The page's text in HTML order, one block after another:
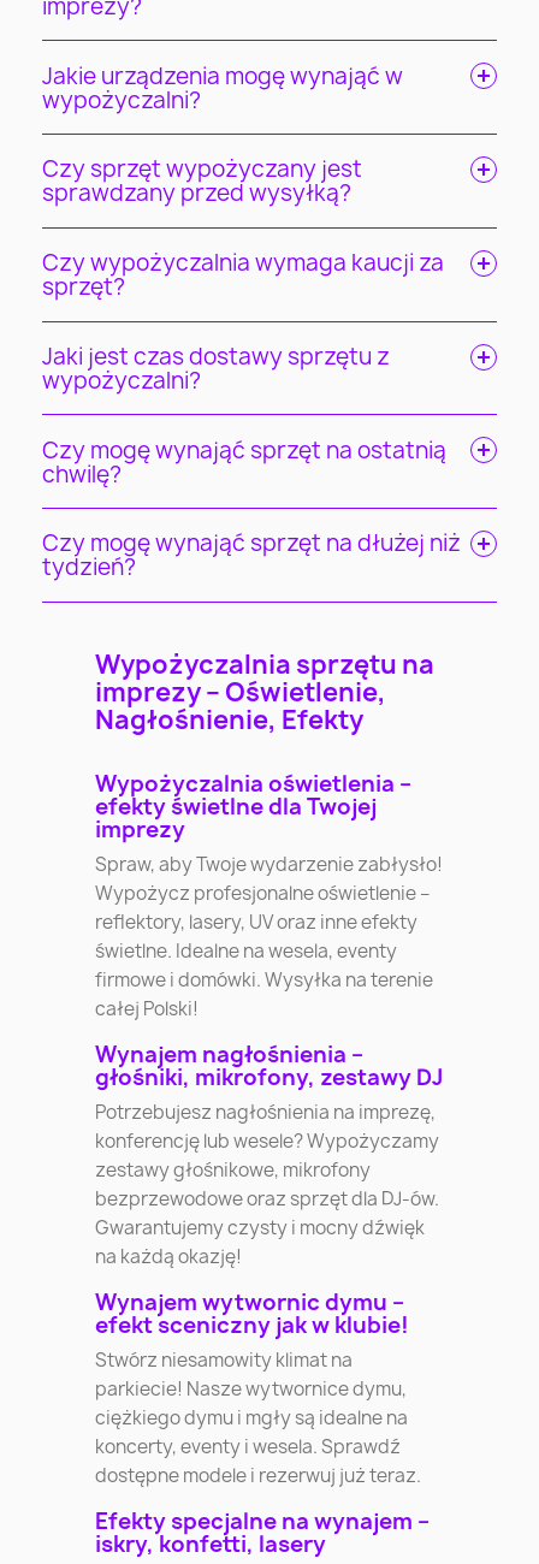
Jakie urządzenia mogę wynająć w
wypożyczalni?
Czy sprzęt wypożyczany jest
sprawdzany przed wysyłką?
Czy wypożyczalnia wymaga kaucji za
sprzęt?
Jaki jest czas dostawy sprzętu z
wypożyczalni?
Czy mogę wynająć sprzęt na ostatnią
chwilę?
Czy mogę wynająć sprzęt na dłużej niż
tydzień?
Wypożyczalnia sprzętu na
imprezy – Oświetlenie,
Nagłośnienie, Efekty
Wypożyczalnia oświetlenia –
efekty świetlne dla Twojej
imprezy
Spraw, aby Twoje wydarzenie zabłysło!
Wypożycz profesjonalne oświetlenie –
reflektory, lasery, UV oraz inne efekty
świetlne. Idealne na wesela, eventy
firmowe i domówki. Wysyłka na terenie
całej Polski!
Wynajem nagłośnienia –
głośniki, mikrofony, zestawy DJ
Potrzebujesz nagłośnienia na imprezę,
konferencję lub wesele? Wypożyczamy
zestawy głośnikowe, mikrofony
bezprzewodowe oraz sprzęt dla DJ-ów.
Gwarantujemy czysty i mocny dźwięk
na każdą okazję!
Wynajem wytwornic dymu –
efekt sceniczny jak w klubie!
Stwórz niesamowity klimat na
parkiecie! Nasze wytwornice dymu,
ciężkiego dymu i mgły są idealne na
koncerty, eventy i wesela. Sprawdź
dostępne modele i rezerwuj już teraz.
Efekty specjalne na wynajem –
iskry, konfetti, lasery